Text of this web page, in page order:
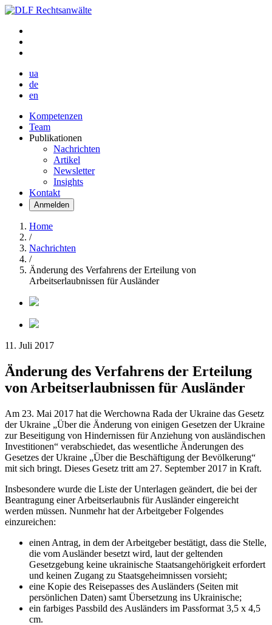
ua
de
en
Kompetenzen
Team
Publikationen
Nachrichten
Artikel
Newsletter
Insights
Kontakt
Anmelden
Home
/
Nachrichten
/
Änderung des Verfahrens der Erteilung von
Arbeitserlaubnissen für Ausländer
11. Juli 2017
Änderung des Verfahrens der Erteilung
von Arbeitserlaubnissen für Ausländer
Am 23. Mai 2017 hat die Werchowna Rada der Ukraine das Gesetz
der Ukraine „Über die Änderung von einigen Gesetzen der Ukraine
zur Beseitigung von Hindernissen für Anziehung von ausländischen
Investitionen“ verabschiedet, das wesentliche Änderungen des
Gesetzes der Ukraine „Über die Beschäftigung der Bevölkerung“
mit sich bringt. Dieses Gesetz tritt am 27. September 2017 in Kraft.
Insbesondere wurde die Liste der Unterlagen geändert, die bei der
Beantragung einer Arbeitserlaubnis für Ausländer eingereicht
werden müssen. Nunmehr hat der Arbeitgeber Folgendes
einzureichen:
einen Antrag, in dem der Arbeitgeber bestätigt, dass die Stelle,
die vom Ausländer besetzt wird, laut der geltenden
Gesetzgebung keine ukrainische Staatsangehörigkeit erfordert
und keinen Zugang zu Staatsgeheimnissen vorsieht;
eine Kopie des Reisepasses des Ausländers (Seiten mit
persönlichen Daten) samt Übersetzung ins Ukrainische;
ein farbiges Passbild des Ausländers im Passformat 3,5 x 4,5
cm.